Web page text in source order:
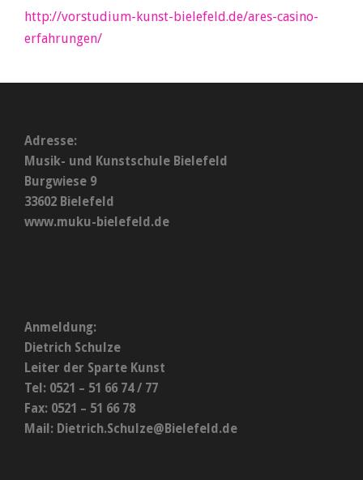
http://vorstudium-kunst-bielefeld.de/ares-casino-
erfahrungen/
Adresse:
Musik- und Kunstschule Bielefeld
Burgwiese 9
33602 Bielefeld
www.muku-bielefeld.de
Anmeldung:
Dietrich Schulze
Leiter der Sparte Kunst
Tel: 0521 – 51 66 74 / 77
Fax: 0521 – 51 66 78
Mail: Dietrich.Schulze@Bielefeld.de